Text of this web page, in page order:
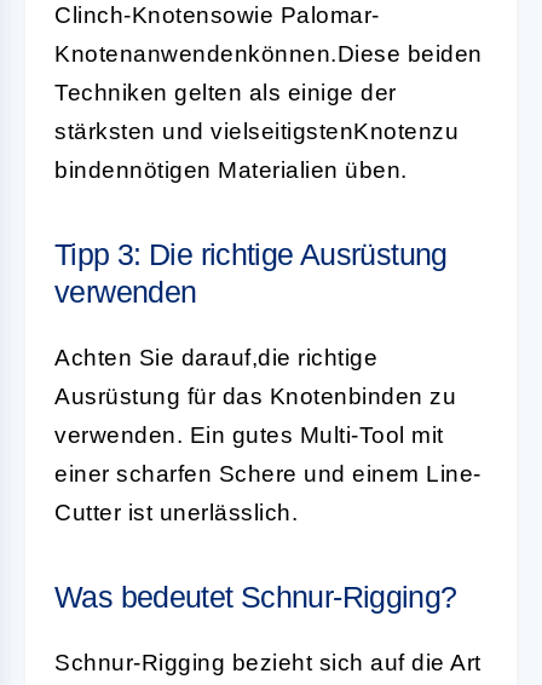
Clinch-Knotensowie Palomar-
Knotenanwendenkönnen.Diese beiden
Techniken gelten als einige der
stärksten und vielseitigstenKnotenzu
bindennötigen Materialien üben.
Tipp 3: Die richtige Ausrüstung
verwenden
Achten Sie darauf,die richtige
Ausrüstung für das Knotenbinden zu
verwenden. Ein gutes Multi-Tool mit
einer scharfen Schere und einem Line-
Cutter ist unerlässlich.
Was bedeutet Schnur-Rigging?
Schnur-Rigging bezieht sich auf die Art